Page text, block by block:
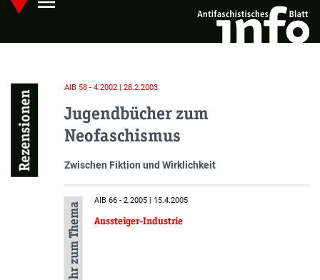
Skip
main
Hauptmenü öffnen
Rezensionen
AIB 58 - 4.2002 | 28.2.2003
Jugendbücher zum
Neofaschismus
Zwischen Fiktion und Wirklichkeit
Mehr zum Thema
AIB 66 - 2.2005 | 15.4.2005
Aussteiger-Industrie